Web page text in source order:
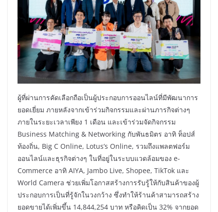
ผู้ที่ผ่านการคัดเลือกถือเป็นผู้ประกอบการออนไลน์ที่มีพัฒนาการ
ยอดเยี่ยม ภายหลังจากเข้าร่วมกิจกรรมและผ่านภารกิจต่างๆ
ภายในระยะเวลาเพียง 1 เดือน และเข้าร่วมจัดกิจกรรม
Business Matching & Networking กับพันธมิตร อาทิ ท็อปส์
ท้องถิ่น, Big C Online, Lotus’s Online, รวมถึงแพลตฟอร์ม
ออนไลน์และธุรกิจต่างๆ ในที่อยู่ในระบบแวดล้อมของ e-
Commerce อาทิ AIYA, Jambo Live, Shopee, TikTok และ
World Camera ช่วยเพิ่มโอกาสสร้างการรับรู้ให้กับสินค้าของผู้
ประกอบการเป็นที่รู้จักในวงกว้าง ซึ่งทำให้ร้านค้าสามารถสร้าง
ยอดขายได้เพิ่มขึ้น 14,844,254 บาท หรือคิดเป็น 32% จากยอด